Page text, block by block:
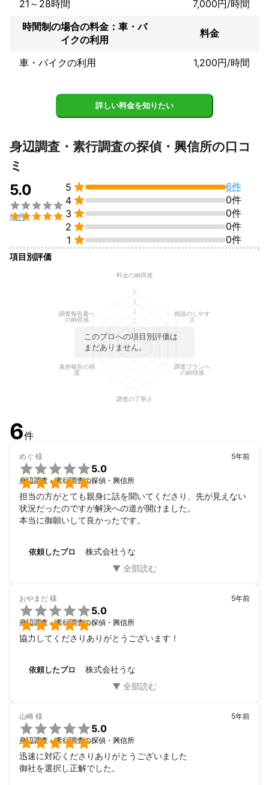
21～28時間
7,000円/時間
時間制の場合の料金：車・バ
イクの利用
料金
車・バイクの利用 1,200円/時間
詳しい料金を知りたい
身辺調査・素行調査の探偵・興信所の口コ
ミ
5.0


(6件)
5 
6件
4 
0件
3 
0件
2 
0件
1  0件
項目別評価
このプロへの項目別評価は
まだありません。
料金の納得感
相談のしやす
さ
調査プランへ
の納得感
調査の丁寧さ
進捗報告の頻
度
調査報告書へ
の納得感
1
2
3
4
5
6件
めぐ 様


5.0
身辺調査・素行調査の探偵・興信所
5年前
担当の方がとても親身に話を聞いてくださり、先が見えない
状況だったのですが解決への道が開けました。
本当に御願いして良かったです。
依頼したプロ 株式会社うな
おやまだ 様


5.0
身辺調査・素行調査の探偵・興信所
5年前
協力してくださりありがとうございます！
依頼したプロ 株式会社うな
山崎 様


5.0
身辺調査・素行調査の探偵・興信所
5年前
迅速に対応くださりありがとうございました
御社を選択し正解でした。